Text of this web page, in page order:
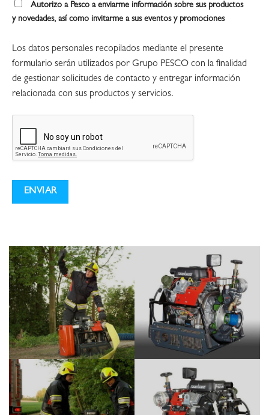
Autorizo a Pesco a enviarme información sobre sus productos
y novedades, así como invitarme a sus eventos y promociones
Los datos personales recopilados mediante el presente
formulario serán utilizados por Grupo PESCO con la finalidad
de gestionar solicitudes de contacto y entregar información
relacionada con sus productos y servicios.